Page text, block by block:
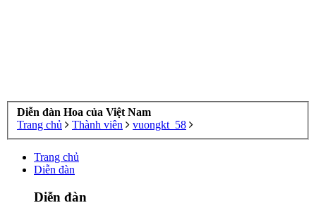
Diễn đàn Hoa của Việt Nam
Trang chủ
Thành viên vuongkt_58
Trang chủ
Diễn đàn
Diễn đàn